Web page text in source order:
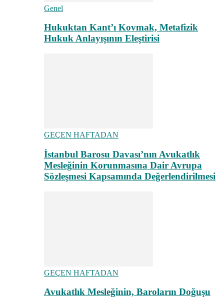
Genel
Hukuktan Kant’ı Kovmak, Metafizik
Hukuk Anlayışının Eleştirisi
GEÇEN HAFTADAN
İstanbul Barosu Davası’nın Avukatlık
Mesleğinin Korunmasına Dair Avrupa
Sözleşmesi Kapsamında Değerlendirilmesi
GEÇEN HAFTADAN
Avukatlık Mesleğinin, Baroların Doğuşu